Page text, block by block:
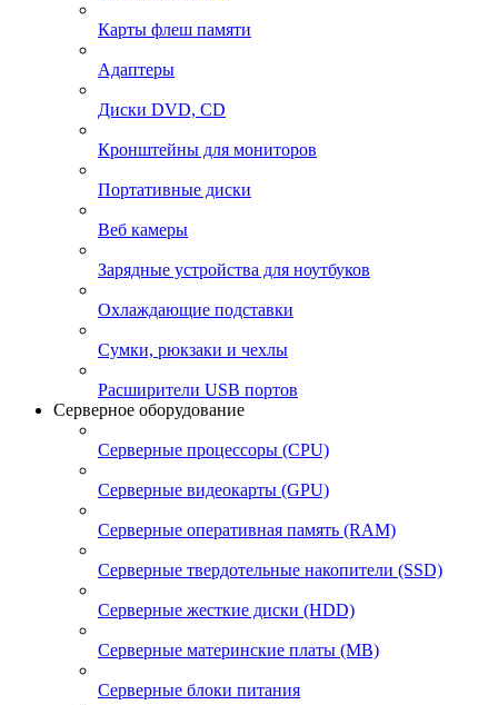
Карты флеш памяти
Адаптеры
Диски DVD, CD
Кронштейны для мониторов
Портативные диски
Веб камеры
Зарядные устройства для ноутбуков
Охлаждающие подставки
Сумки, рюкзаки и чехлы
Расширители USB портов
Серверное оборудование
Серверные процессоры (CPU)
Серверные видеокарты (GPU)
Серверные оперативная память (RAM)
Серверные твердотельные накопители (SSD)
Серверные жесткие диски (HDD)
Серверные материнские платы (MB)
Серверные блоки питания